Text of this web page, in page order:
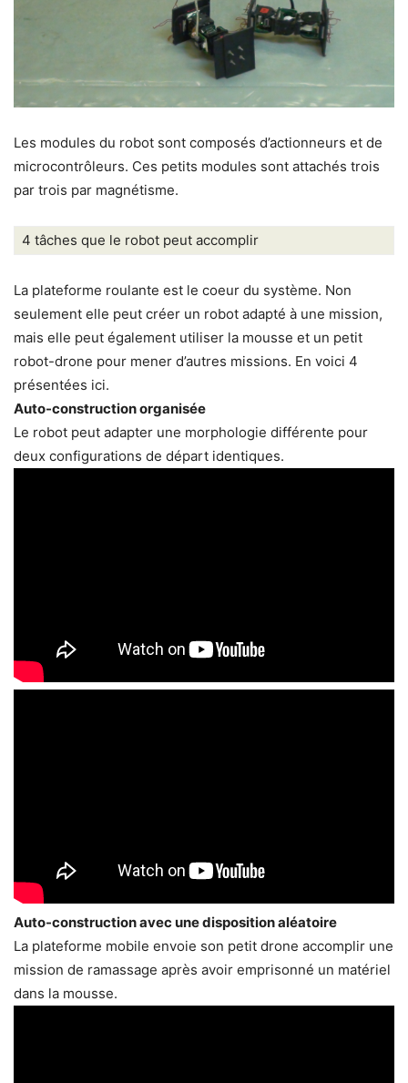
Les modules du robot sont composés d’actionneurs et de
microcontrôleurs. Ces petits modules sont attachés trois
par trois par magnétisme.
4 tâches que le robot peut accomplir
La plateforme roulante est le coeur du système. Non
seulement elle peut créer un robot adapté à une mission,
mais elle peut également utiliser la mousse et un petit
robot-drone pour mener d’autres missions. En voici 4
présentées ici.
Auto-construction organisée
Le robot peut adapter une morphologie différente pour
deux configurations de départ identiques.
Auto-construction avec une disposition aléatoire
La plateforme mobile envoie son petit drone accomplir une
mission de ramassage après avoir emprisonné un matériel
dans la mousse.